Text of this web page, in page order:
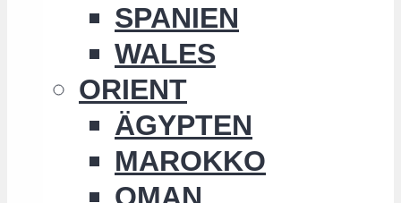
SPANIEN
WALES
ORIENT
ÄGYPTEN
MAROKKO